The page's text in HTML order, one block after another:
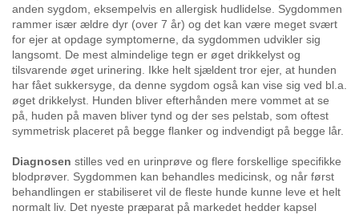
anden sygdom, eksempelvis en allergisk hudlidelse. Sygdommen
rammer især ældre dyr (over 7 år) og det kan være meget svært
for ejer at opdage symptomerne, da sygdommen udvikler sig
langsomt. De mest almindelige tegn er øget drikkelyst og
tilsvarende øget urinering. Ikke helt sjældent tror ejer, at hunden
har fået sukkersyge, da denne sygdom også kan vise sig ved bl.a.
øget drikkelyst. Hunden bliver efterhånden mere vommet at se
på, huden på maven bliver tynd og der ses pelstab, som oftest
symmetrisk placeret på begge flanker og indvendigt på begge lår.
Diagnosen stilles ved en urinprøve og flere forskellige specifikke
blodprøver. Sygdommen kan behandles medicinsk, og når først
behandlingen er stabiliseret vil de fleste hunde kunne leve et helt
normalt liv. Det nyeste præparat på markedet hedder kapsel